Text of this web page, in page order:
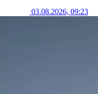
03.08.2026, 09:23